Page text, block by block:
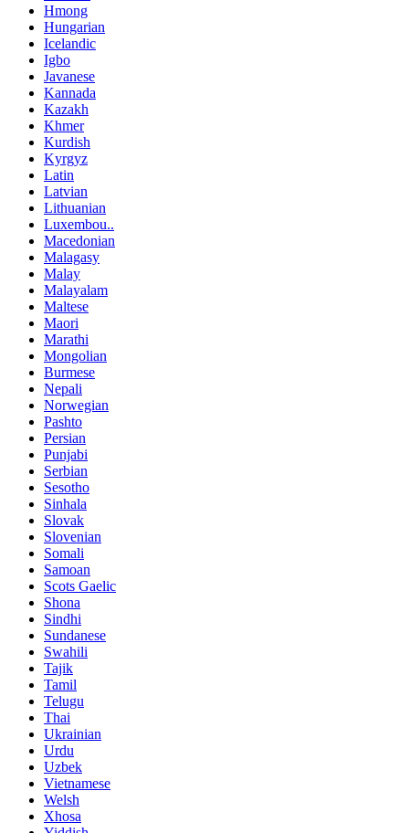
Hmong
Hungarian
Icelandic
Igbo
Javanese
Kannada
Kazakh
Khmer
Kurdish
Kyrgyz
Latin
Latvian
Lithuanian
Luxembou..
Macedonian
Malagasy
Malay
Malayalam
Maltese
Maori
Marathi
Mongolian
Burmese
Nepali
Norwegian
Pashto
Persian
Punjabi
Serbian
Sesotho
Sinhala
Slovak
Slovenian
Somali
Samoan
Scots Gaelic
Shona
Sindhi
Sundanese
Swahili
Tajik
Tamil
Telugu
Thai
Ukrainian
Urdu
Uzbek
Vietnamese
Welsh
Xhosa